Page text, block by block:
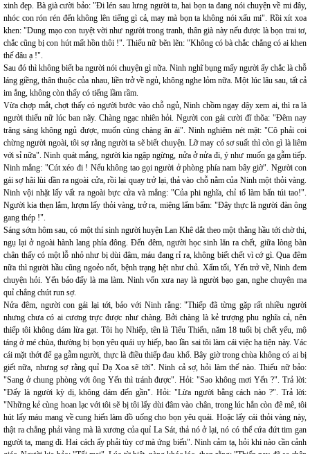
xinh đẹp. Bà già cười bảo: "Đi lén sau lưng người ta, hai bọn ta đang nói chuyện về mi đây,
nhóc con rón rén đến không lên tiếng gì cả, may mà bọn ta không nói xấu mi". Rồi xít xoa
khen: "Dung mạo con tuyệt vời như người trong tranh, thân già này nếu được là bọn trai tơ,
chắc cũng bị con hút mất hồn thôi !". Thiếu nữ bẽn lẽn: "Không có bà chắc chẳng có ai khen
thế đâu ạ !".
Sau đó thì không biết ba người nói chuyện gì nữa. Ninh nghĩ bụng mấy người ấy chắc là chỗ
láng giềng, thân thuộc của nhau, liền trở về ngủ, không nghe lỏm nữa. Một lúc lâu sau, tất cả
im ắng, không còn thấy có tiếng lầm rầm.
Vừa chợp mắt, chợt thấy có người bước vào chỗ ngủ, Ninh chồm ngay dậy xem ai, thì ra là
người thiếu nữ lúc ban nãy. Chàng ngạc nhiên hỏi. Người con gái cười đĩ thõa: "Đêm nay
trăng sáng không ngủ được, muốn cùng chàng ân ái". Ninh nghiêm nét mặt: "Cô phải coi
chừng người ngoài, tôi sợ rằng người ta sẽ biết chuyện. Lỡ may có sơ suất thì còn gì là liêm
với sỉ nữa". Ninh quát mắng, người kia ngập ngừng, nửa ở nửa đi, ý như muốn gạ gẫm tiếp.
Ninh mắng: "Cút xéo đi ! Nếu không tao gọi người ở phòng phía nam bây giờ". Người con
gái sợ hãi lùi dần ra ngoài cửa, rồi lại quay trở lại, thả vào chỗ nằm của Ninh một thỏi vàng.
Ninh vội nhặt lấy vất ra ngoài bực cửa và mắng: "Của phi nghĩa, chỉ tổ làm bẩn túi tao!".
Người kia thẹn lắm, lượm lấy thỏi vàng, trở ra, miệng lẩm bẩm: "Đây thực là người đàn ông
gang thép !".
Sáng sớm hôm sau, có một thí sinh người huyện Lan Khê dắt theo một thằng hầu tới chờ thi,
ngụ lại ở ngoài hành lang phía đông. Đến đêm, người học sinh lăn ra chết, giữa lòng bàn
chân thấy có một lỗ nhỏ như bị dùi đâm, máu đang rỉ ra, không biết chết vì cớ gì. Qua đêm
nữa thì người hầu cũng ngoẻo nốt, bệnh trạng hệt như chủ. Xẩm tối, Yến trở về, Ninh đem
chuyện hỏi. Yến bảo đấy là ma làm. Ninh vốn xưa nay là người bạo gan, nghe chuyện ma
quỉ chẳng chút run sợ.
Nửa đêm, người con gái lại tới, bảo với Ninh rằng: "Thiếp đã từng gặp rất nhiều người
nhưng chưa có ai cương trực được như chàng. Bởi chàng là kẻ trượng phu nghĩa cả, nên
thiếp tôi không dám lừa gạt. Tôi họ Nhiếp, tên là Tiểu Thiến, năm 18 tuổi bị chết yểu, mộ
táng ở mé chùa, thường bị bọn yêu quái uy hiếp, bao lần sai tôi làm cái việc hạ tiện này. Vác
cái mặt thớt để gạ gẫm người, thực là điều thiếp đau khổ. Bây giờ trong chùa không có ai bị
giết nữa, nhưng sợ rằng quỉ Dạ Xoa sẽ tới". Ninh cả sợ, hỏi làm thế nào. Thiếu nữ bảo:
"Sang ở chung phòng với ông Yến thì tránh được". Hỏi: "Sao không mơi Yến ?". Trả lời:
"Đấy là người kỳ dị, không dám đến gần". Hỏi: "Lừa người bằng cách nào ?". Trả lời:
"Những kẻ cùng hoan lạc với tôi sẽ bị tôi lấy dùi đâm vào chân, trong lúc hắn còn đê mê, tôi
hút lấy máu mang về cung hiến làm đồ uống cho bọn yêu quái. Hoặc lấy cái thỏi vàng này,
thật ra chẳng phải vàng mà là xương của quỉ La Sát, thả nó ở lại, nó có thể cứa đứt tim gan
người ta, mang đi. Hai cách ấy phải tùy cơ mà ứng biến". Ninh cảm tạ, hỏi khi nào cần cảnh